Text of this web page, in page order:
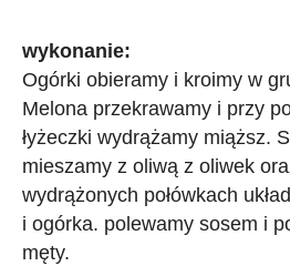
wykonanie:
Ogórki obieramy i kroimy w
Melona przekrawamy i przy
łyżeczki wydrążamy miąższ.
mieszamy z oliwą z oliwek
wydrążonych połówkach
i ogórka. polewamy sosem i
męty.